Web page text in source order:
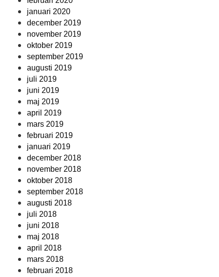
januari 2020
december 2019
november 2019
oktober 2019
september 2019
augusti 2019
juli 2019
juni 2019
maj 2019
april 2019
mars 2019
februari 2019
januari 2019
december 2018
november 2018
oktober 2018
september 2018
augusti 2018
juli 2018
juni 2018
maj 2018
april 2018
mars 2018
februari 2018